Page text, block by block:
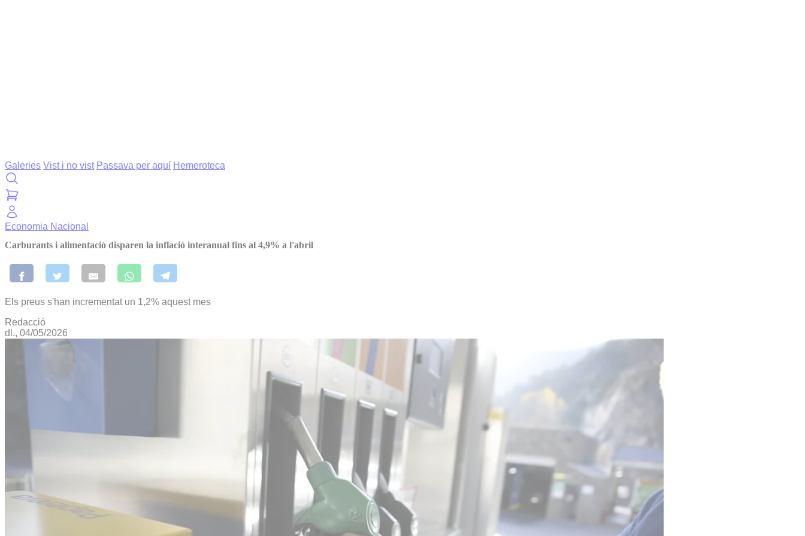
Galeries Vist i no vist Passava per aquí Hemeroteca
Economia Nacional
Carburants i alimentació disparen la inflació interanual fins al 4,9% a l'abril
Els preus s'han incrementat un 1,2% aquest mes
Redacció
dl., 04/05/2026